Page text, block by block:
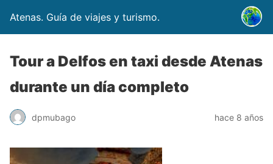
Atenas. Guía de viajes y turismo.
Tour a Delfos en taxi desde Atenas
durante un día completo
dpmubago hace 8 años